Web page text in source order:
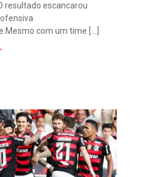
resultado escancarou
ofensiva
com um time [...]